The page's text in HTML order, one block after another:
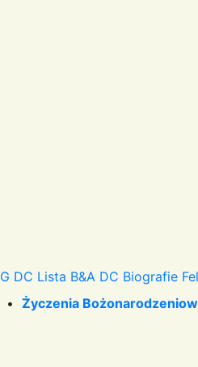
DC Lista B&A DC Biografie
• Życzenia